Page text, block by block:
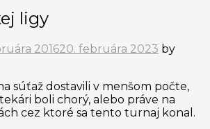
ligy
201620. februára 2023 by
súťaž dostavili v menšom počte,
boli chorý, alebo práve na
cez ktoré sa tento turnaj konal.